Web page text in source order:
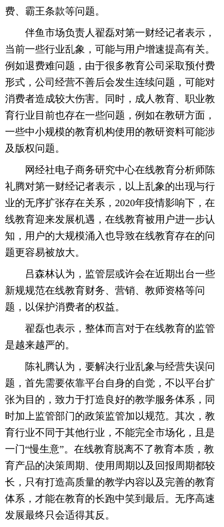
费、霸王条款等问题。
伴鱼市场负责人翟磊对第一财经记者表示，
当前一些行业乱象，可能与用户增速提高有关。
例如退费难问题，由于很多教育公司采取预付费
形式，公司经营不善后会发生连续问题，可能对
消费者造成较大伤害。同时，成人教育、职业教
育行业目前也存在一些问题，例如在教研方面，
一些中小规模的教育机构使用的教研资料可能涉
及版权问题。
网经社电子商务研究中心在线教育分析师陈
礼腾对第一财经记者表示，以上乱象的出现与行
业的无序扩张存在关系，2020年疫情影响下，在
线教育迎来发展机遇，在线教育被用户进一步认
知，用户的大规模涌入也导致在线教育存在的问
题更容易被放大。
吕森林认为，监管层或许会在近期出台一些
新规规范在线教育财务、营销、教师资格等问
题，以保护消费者的权益。
翟磊也表示，整体而言对于在线教育的监管
是越来越严的。
陈礼腾认为，要解决行业乱象与经营失误问
题，首先需要依靠平台自身的自觉，不以平台扩
张为目的，致力于打造良好的教学服务体系，同
时加上监管部门的政策监管加以规范。其次，教
育行业不同于其他行业，不能完全市场化，且是
一门“慢生意”。在线教育脱离不了教育本质，教
育产品的决策周期、使用周期以及回报周期都较
长，只有打造高质量的教学内容以及完善的教育
体系，才能在教育的长跑中笑到最后。无序高速
发展最终只会适得其反。